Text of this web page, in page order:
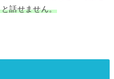
話せません。